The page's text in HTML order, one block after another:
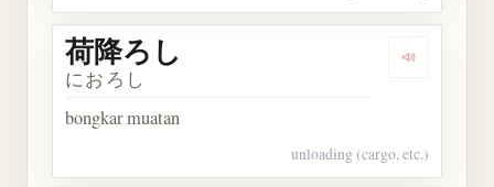
Dengarkan
荷降ろし
におろし
bongkar muatan
unloading (cargo, etc.)